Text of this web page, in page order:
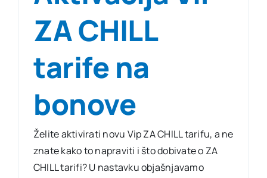
ZA CHILL
tarife na
bonove
Želite aktivirati novu Vip ZA CHILL tarifu, a ne
znate kako to napraviti i što dobivate o ZA
CHILL tarifi? U nastavku objašnjavamo